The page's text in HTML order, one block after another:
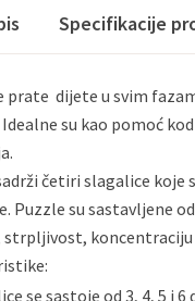
Specifikacije
prate dijete u svim
su kao pomoć
četiri slagalice
Puzzle su sastavljene
koncentraciju
se sastoje od 3, 4, 5 i 6